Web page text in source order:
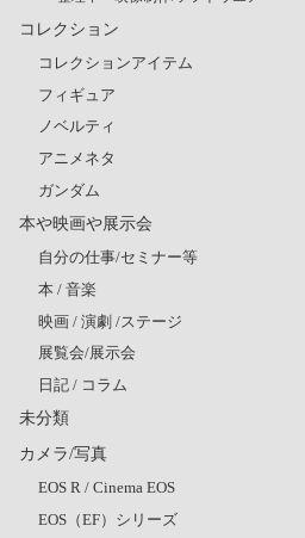
コレクション
コレクションアイテム
フィギュア
ノベルティ
アニメネタ
ガンダム
本や映画や展示会
自分の仕事/セミナー等
本 / 音楽
映画 / 演劇 /ステージ
展覧会/展示会
日記 / コラム
未分類
カメラ/写真
EOS R / Cinema EOS
EOS（EF）シリーズ